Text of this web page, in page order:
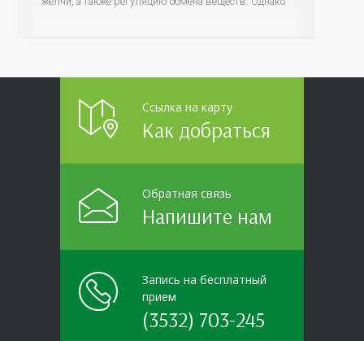
Ссылка на карту
Как добраться
Обратная связь
Напишите нам
Запись на бесплатный
прием
(3532) 703-245